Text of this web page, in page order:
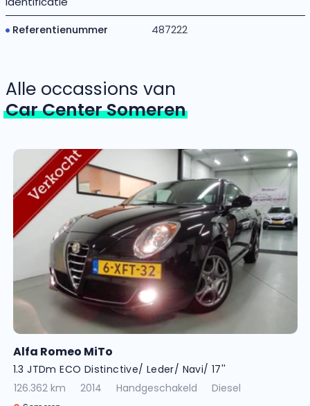
Referentienummer 487222
Alle occassions van
Car Center Someren
Alfa Romeo MiTo
1.3 JTDm ECO Distinctive/ Leder/ Navi/ 17''
126.362 km
2014 Handgeschakeld Diesel